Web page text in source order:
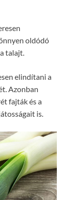
oldódó
talajt.
elindítani a
Azonban
fajták és a
is.